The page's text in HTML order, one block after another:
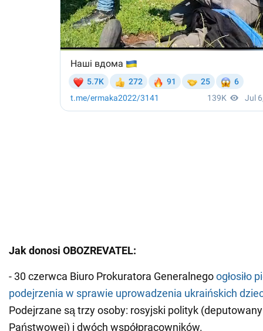
Jak donosi OBOZREVATEL:
- 30 czerwca Biuro Prokuratora Generalnegoogłosiło
podejrzenia w sprawie uprowadzenia ukraińskich
Podejrzane są trzy osoby: rosyjski polityk
Państwowej) i dwóch współpracowników.